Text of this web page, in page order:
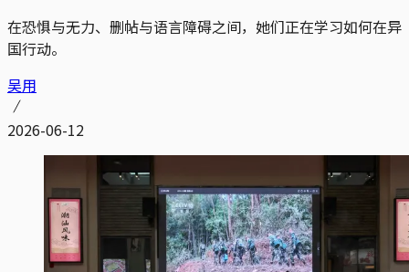
在恐惧与无力、删帖与语言障碍之间，她们正在学习如何在异
国行动。
吴用
2026-06-12